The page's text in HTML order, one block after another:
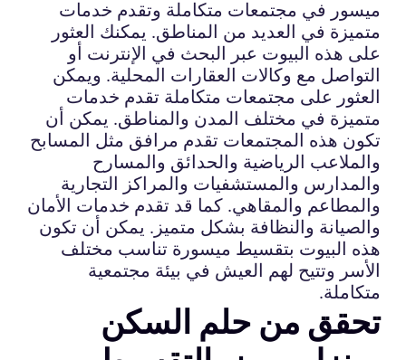
ميسور في مجتمعات متكاملة وتقدم خدمات
متميزة في العديد من المناطق. يمكنك العثور
على هذه البيوت عبر البحث في الإنترنت أو
التواصل مع وكالات العقارات المحلية. ويمكن
العثور على مجتمعات متكاملة تقدم خدمات
متميزة في مختلف المدن والمناطق. يمكن أن
تكون هذه المجتمعات تقدم مرافق مثل المسابح
والملاعب الرياضية والحدائق والمسارح
والمدارس والمستشفيات والمراكز التجارية
والمطاعم والمقاهي. كما قد تقدم خدمات الأمان
والصيانة والنظافة بشكل متميز. يمكن أن تكون
هذه البيوت بتقسيط ميسورة تناسب مختلف
الأسر وتتيح لهم العيش في بيئة مجتمعية
متكاملة.
تحقق من حلم السكن